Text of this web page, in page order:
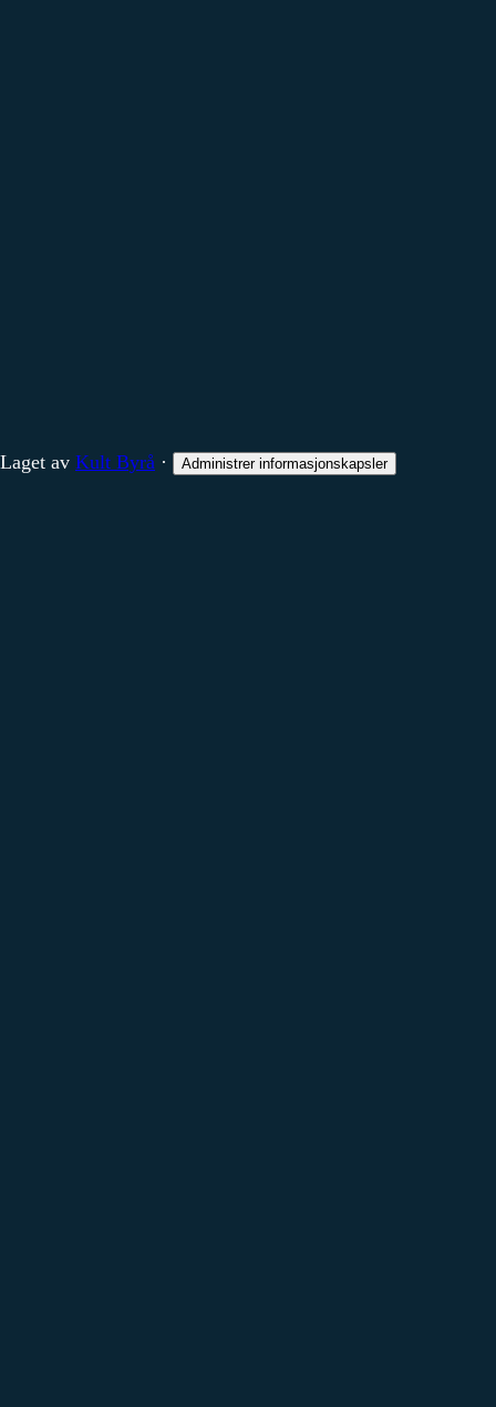
Laget av Kult Byrå · Administrer informasjonskapsler